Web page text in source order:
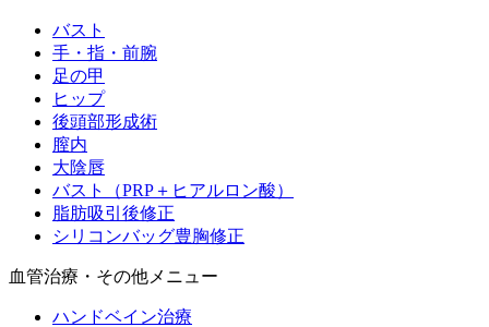
バスト
手・指・前腕
足の甲
ヒップ
後頭部形成術
膣内
大陰唇
バスト（PRP＋ヒアルロン酸）
脂肪吸引後修正
シリコンバッグ豊胸修正
血管治療・その他メニュー
ハンドベイン治療